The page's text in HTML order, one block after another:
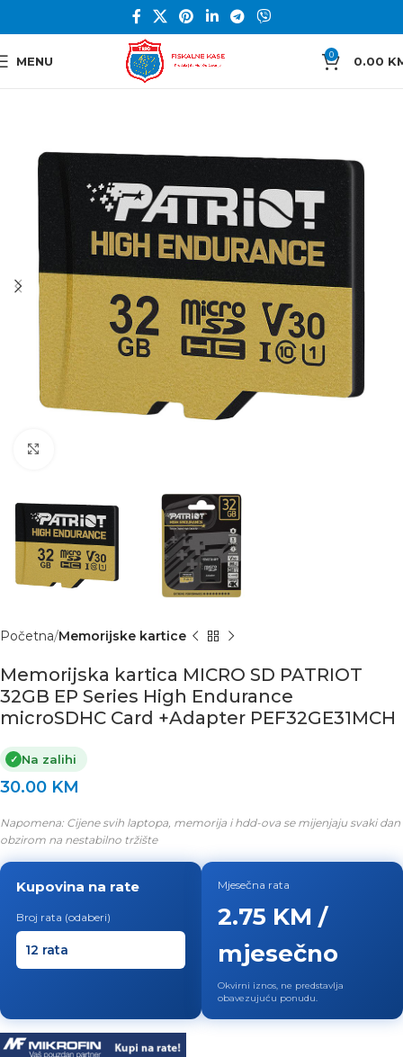
MENU 0 0.00
Početna Memorijske kartice
Memorijska kartica MICRO SD PATRIOT
32GB EP Series High Endurance
microSDHC Card +Adapter PEF32GE31MCH
✓ Na zalihi
30.00 KM
Napomena: Cijene svih laptopa, memorija i hdd-ova se mijenjaju svaki dan
obzirom na nestabilno tržište
Kupovina na rate
Broj rata (odaberi)
Mjesečna rata
2.75 KM /
mjesečno
Okvirni iznos, ne predstavlja
obavezujuću ponudu.